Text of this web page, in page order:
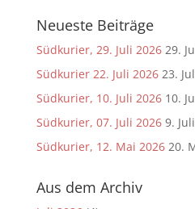
Neueste Beiträge
Südkurier, 29. Juli 2026 29.
Südkurier 22. Juli 2026 23.
Südkurier, 10. Juli 2026 10.
Südkurier, 07. Juli 2026 9.
Südkurier, 12. Mai 2026 20.
Aus dem Archiv